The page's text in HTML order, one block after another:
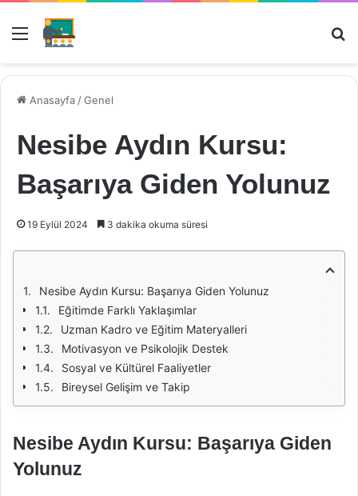
Menü
Anasayfa /Genel
Nesibe Aydın Kursu:
Başarıya Giden Yolunuz
19 Eylül 2024 3 dakika okuma süresi
Nesibe Aydın Kursu: Başarıya Giden Yolunuz
Eğitimde Farklı Yaklaşımlar
Uzman Kadro ve Eğitim Materyalleri
Motivasyon ve Psikolojik Destek
Sosyal ve Kültürel Faaliyetler
Bireysel Gelişim ve Takip
Nesibe Aydın Kursu: Başarıya Giden
Yolunuz